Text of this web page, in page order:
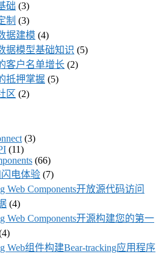
础 (3)
制 (3)
据建模 (4)
据模型基础知识 (5)
客户名单增长 (2)
抵押掌握 (5)
区 (2)
(3)
(11)
(66)
闪电体验 (7)
Web Components开放源代码访问
(4)
Web Components开源构建您的第一
Web组件构建Bear-tracking应用程序